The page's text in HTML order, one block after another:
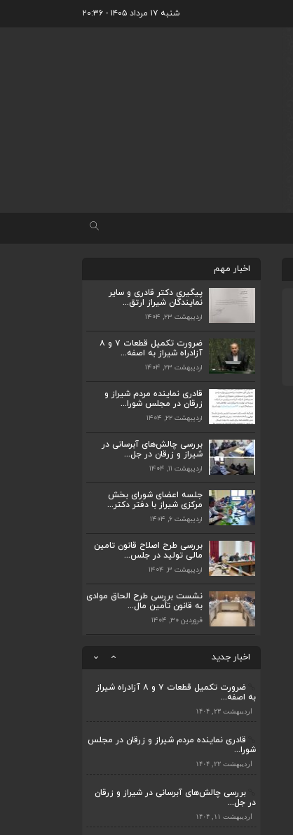
شنبه ۱۷ مرداد ۱۴۰۵ - ۲۰:۳۶
اخبار مهم
پیگیری دکتر قادری و سایر
نمایندگان شیراز ارتق...
اردیبهشت ۲۳, ۱۴۰۴
ضرورت تکمیل قطعات ۷ و ۸
آزادراه شیراز به اصفه...
اردیبهشت ۲۳, ۱۴۰۴
قادری نماینده مردم شیراز و
زرقان در مجلس شورا...
اردیبهشت ۲۲, ۱۴۰۴
بررسی چالش‌های آبرسانی در
شیراز و زرقان در جل...
اردیبهشت ۱۱, ۱۴۰۴
جلسه اعضای شورای بخش
مرکزی شیراز با دفتر دکتر...
اردیبهشت ۶, ۱۴۰۴
بررسی طرح اصلاح قانون تامین
مالی تولید در جلس...
اردیبهشت ۳, ۱۴۰۴
نشست بررسی طرح الحاق موادی
به قانون تأمین مال...
فروردین ۳۰, ۱۴۰۴
اخبار جدید
ضرورت تکمیل قطعات ۷ و ۸ آزادراه شیراز
به اصفه...
اردیبهشت ۲۳, ۱۴۰۴
قادری نماینده مردم شیراز و زرقان در مجلس
شورا...
اردیبهشت ۲۲, ۱۴۰۴
بررسی چالش‌های آبرسانی در شیراز و زرقان
در جل...
جلسه اعضای شورای بخش مرکزی شیراز با
دفتر دکتر...
پیگیری دکتر قادری و سایر نمایندگان شیراز
ارتق...
اردیبهشت ۲۳, ۱۴۰۴
قادری نماینده مردم شیراز و زرقان در مجلس
اردیبهشت ۲۲, ۱۴۰۴
بررسی چالش‌های آبرسانی در شیراز و زرقان
اردیبهشت ۱۱, ۱۴۰۴
جلسه اعضای شورای بخش مرکزی شیراز با
ضرورت تکمیل قطعات ۷ و ۸ آزادراه شیراز
به اصفه...
اردیبهشت ۲۳, ۱۴۰۴
قادری نماینده مردم شیراز و زرقان در مجلس
شورا...
اردیبهشت ۲۲, ۱۴۰۴